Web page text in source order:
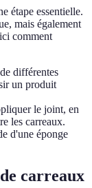
étape essentielle.
mais également
comment
différentes
un produit
le joint, en
les carreaux.
d'une éponge
carreaux